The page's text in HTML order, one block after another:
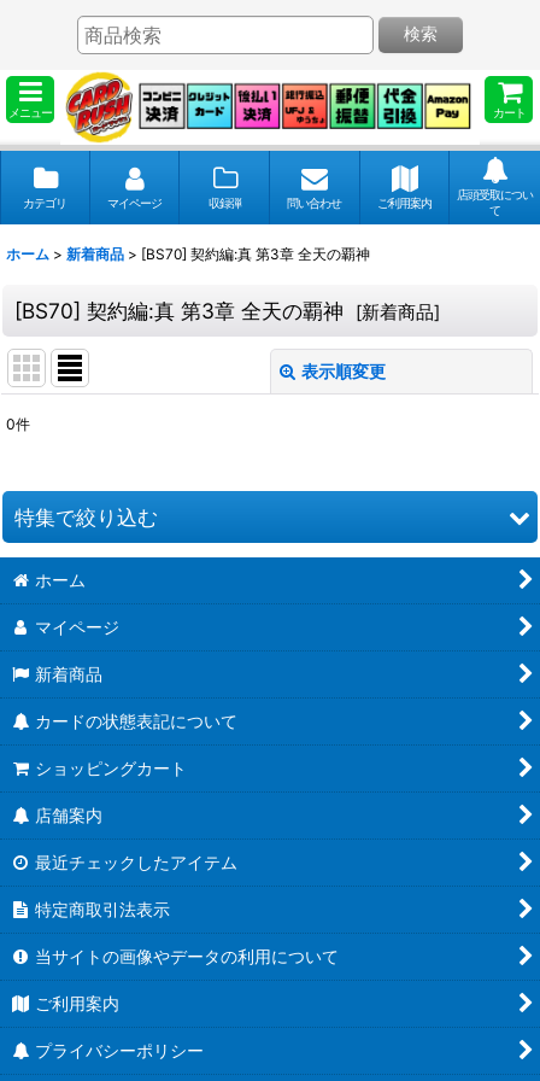
メニュー カート
検索
カテゴリ マイページ 収録弾 問い合わせ ご利用案内
店頭受取につい
て
ホーム > 新着商品 > [BS70] 契約編:真 第3章 全天の覇神
[BS70] 契約編:真 第3章 全天の覇神 [新着商品]
表示順変更
並び順 :
0件
特集で絞り込む
[26RBS02] 幻惑の翔風
[26RCB01]コラボブースター 仮面ライダー 運命の戦線
[26RSD07]コラボスターター 仮面ライダー AGENT OF DREAM
[BS76] エターナルブースター 永皇の輝き
[26RBS01] 創世の鼓動
[26RSD01~06] バトスピエントリーデッキ
[BSC51] ディーバブースター メモリアルレコード
[BSC50] アニメブースター RESONATING STARS
[BS74] 契約編:環 第3章 覇極来臨
ホーム
マイページ
新着商品
カードの状態表記について
ショッピングカート
店舗案内
最近チェックしたアイテム
特定商取引法表示
当サイトの画像やデータの利用について
ご利用案内
プライバシーポリシー